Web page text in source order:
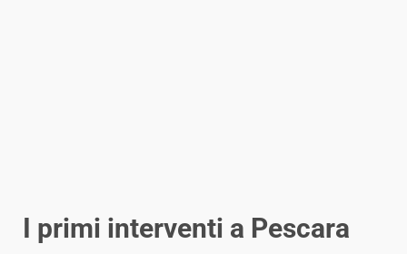
I primi interventi a Pescara